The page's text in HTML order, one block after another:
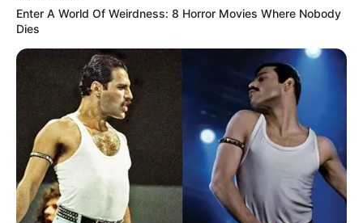
Enter A World Of Weirdness: 8 Horror Movies Where Nobody
Dies